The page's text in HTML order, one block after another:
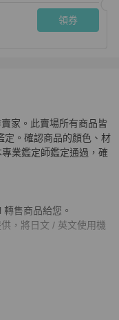
領券
家。此賣場所有商品皆
定。確認商品的顏色、材
業鑑定師鑑定通過，確
售商品給您。
，將日文 / 英文使用機